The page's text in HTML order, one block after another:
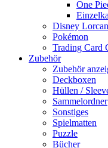
One
Disney
Pokémon
Trading Card
Zubehör
Zubehör
Deckboxen
Hüllen /
Sammelordner
Sonstiges
Spielmatten
Puzzle
Bücher